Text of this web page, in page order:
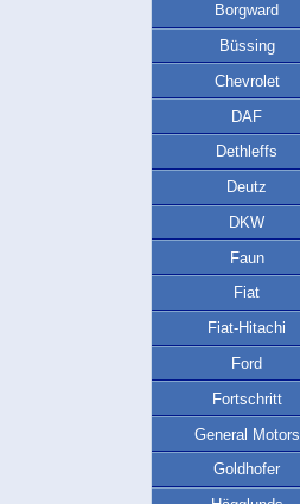
Borgward
Büssing
Chevrolet
DAF
Dethleffs
Deutz
DKW
Faun
Fiat
Fiat-Hitachi
Ford
Fortschritt
General Motors
Goldhofer